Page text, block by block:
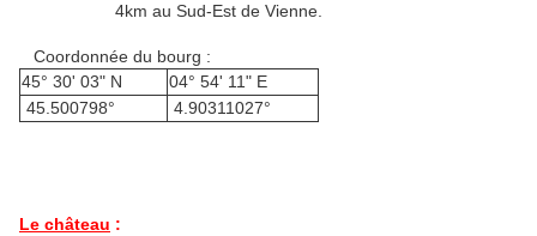
4km au Sud-Est de Vienne.
Coordonnée du bourg :
45° 30' 03" N
04° 54' 11" E
45.500798°
4.90311027°
Le château :